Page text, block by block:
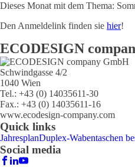
Dieses Monat mit dem Thema:
Den Anmeldelink finden sie hier!
ECODESIGN
Schwindgasse 4/2
1040 Wien
Tel.: +43 (0) 14035611-30
Fax.: +43 (0) 14035611-16
www.ecodesign-company.com
Quick links
JahresplanDuplex-Wabentaschen
Social media